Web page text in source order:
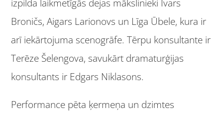
izpilda laikmetīgās dejas mākslinieki Ivars
Broničs, Aigars Larionovs un Līga Ūbele, kura ir
arī iekārtojuma scenogrāfe. Tērpu konsultante ir
Terēze Šelengova, savukārt dramaturģijas
konsultants ir Edgars Niklasons.
Performance pēta ķermeņa un dzimtes